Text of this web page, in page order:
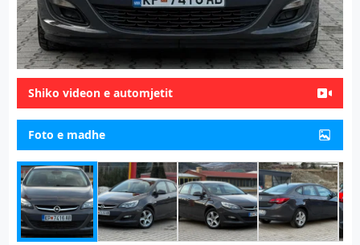
Shiko videon e automjetit
Foto e madhe